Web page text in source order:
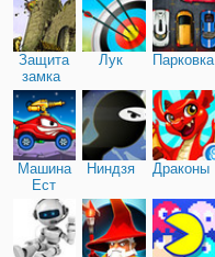
Защита
замка
Лук Парковка
Машина
Ест
Машину
Ниндзя Драконы